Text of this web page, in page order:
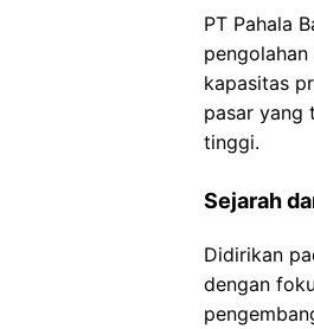
PT Pahala
kapasitas
pasar yang
tinggi.
Sejarah
Didirikan
dengan